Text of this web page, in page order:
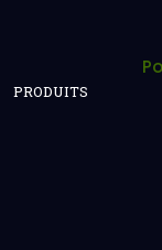
PRODUITS